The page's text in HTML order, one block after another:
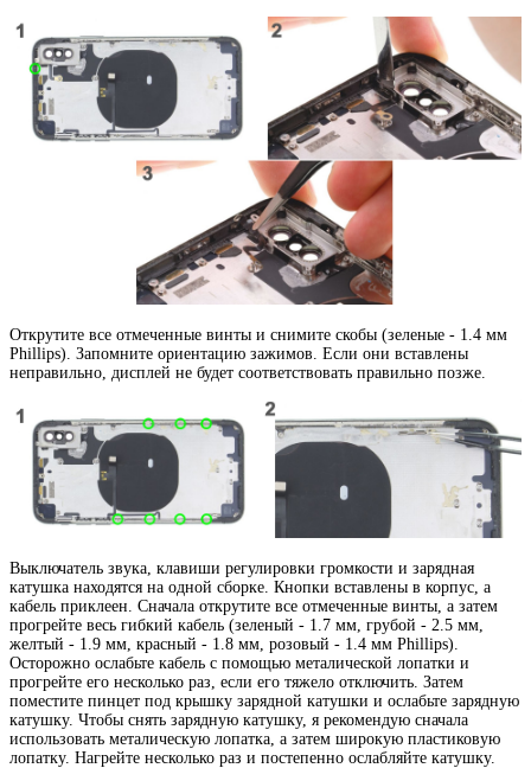
Открутите все отмеченные винты и снимите скобы (зеленые - 1.4 мм
Phillips). Запомните ориентацию зажимов. Если они вставлены
неправильно, дисплей не будет соответствовать правильно позже.
Выключатель звука, клавиши регулировки громкости и зарядная
катушка находятся на одной сборке. Кнопки вставлены в корпус, а
кабель приклеен. Сначала открутите все отмеченные винты, а затем
прогрейте весь гибкий кабель (зеленый - 1.7 мм, грубой - 2.5 мм,
желтый - 1.9 мм, красный - 1.8 мм, розовый - 1.4 мм Phillips).
Осторожно ослабьте кабель с помощью металической лопатки и
прогрейте его несколько раз, если его тяжело отключить. Затем
поместите пинцет под крышку зарядной катушки и ослабьте зарядную
катушку. Чтобы снять зарядную катушку, я рекомендую сначала
использовать металическую лопатка, а затем широкую пластиковую
лопатку. Нагрейте несколько раз и постепенно ослабляйте катушку.